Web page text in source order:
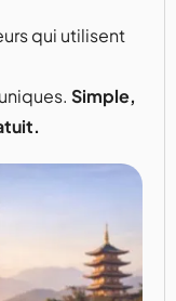
qui utilisent
Simple,